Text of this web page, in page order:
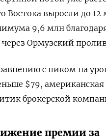
выросли до 12
9,6 млн
Ормузский
с пиком на
$79,
брокерской
премии за